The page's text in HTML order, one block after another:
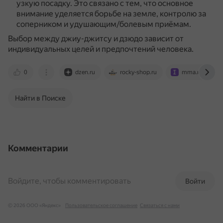
узкую посадку. Это связано с тем, что основное
внимание уделяется борьбе на земле, контролю за
соперником и удушающим/болевым приёмам.
Выбор между джиу-джитсу и дзюдо зависит от
индивидуальных целей и предпочтений человека.
0 dzen.ru rocky-shop.ru
Найти в Поиске
Комментарии
Войти
Войдите, чтобы комментировать
© 2026 ООО «Яндекс» Пользовательское соглашение Связаться с нами